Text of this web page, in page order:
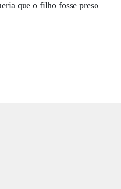
que o filho fosse preso